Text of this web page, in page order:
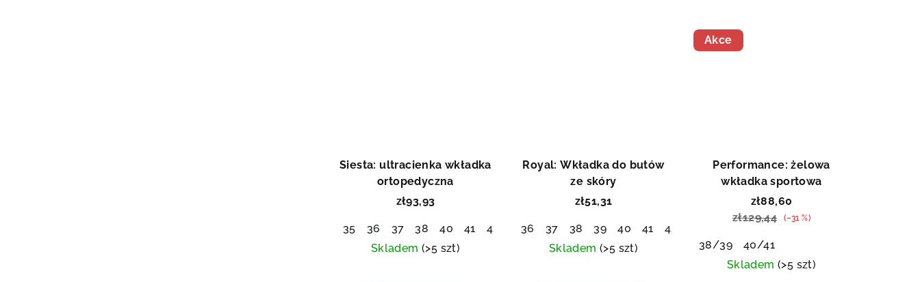
Siesta: ultracienka wkładka
ortopedyczna
zł93,93
35 36 37 38 40 41
42
Skladem (>5 szt)
Royal: Wkładka do butów
ze skóry
zł51,31
36 37 38 39 40 41 42
Skladem (>5 szt)
Akce
Performance: żelowa
wkładka sportowa
zł88,60
zł129,44
(–31 %)
38/39
40/41
Skladem (>5 szt)